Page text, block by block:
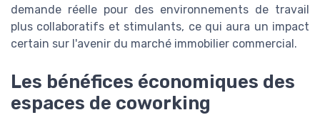
demande réelle pour des environnements de travail
plus collaboratifs et stimulants, ce qui aura un impact
certain sur l'avenir du marché immobilier commercial.
Les bénéfices économiques des
espaces de coworking